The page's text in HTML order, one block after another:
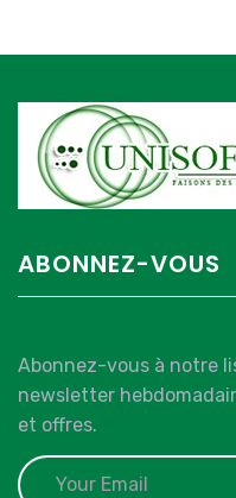
ABONNEZ-VOUS
Abonnez-vous à notre
newsletter
et offres.